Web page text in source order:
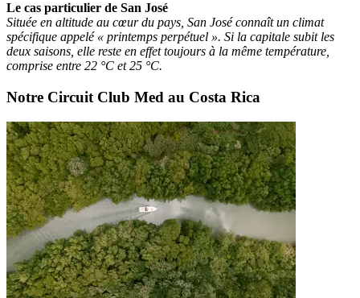
Le cas particulier de San José
Située en altitude au cœur du pays, San José connaît un climat
spécifique appelé « printemps perpétuel ». Si la capitale subit les
deux saisons, elle reste en effet toujours à la même température,
comprise entre 22 °C et 25 °C.
Notre Circuit Club Med au Costa Rica